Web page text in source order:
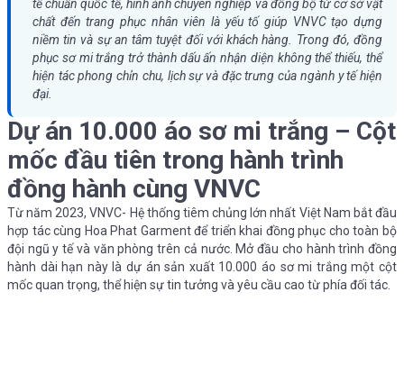
tế chuẩn quốc tế, hình ảnh chuyên nghiệp và đồng bộ từ cơ sở vật
chất đến trang phục nhân viên là yếu tố giúp VNVC tạo dựng
niềm tin và sự an tâm tuyệt đối với khách hàng. Trong đó, đồng
phục sơ mi trắng trở thành dấu ấn nhận diện không thể thiếu, thể
hiện tác phong chỉn chu, lịch sự và đặc trưng của ngành y tế hiện
đại.
Dự án 10.000 áo sơ mi trắng – Cột
mốc đầu tiên trong hành trình
đồng hành cùng VNVC
Từ năm 2023, VNVC- Hệ thống tiêm chủng lớn nhất Việt Nam bắt đầu
hợp tác cùng Hoa Phat Garment để triển khai đồng phục cho toàn bộ
đội ngũ y tế và văn phòng trên cả nước. Mở đầu cho hành trình đồng
hành dài hạn này là dự án sản xuất 10.000 áo sơ mi trắng một cột
mốc quan trọng, thể hiện sự tin tưởng và yêu cầu cao từ phía đối tác.